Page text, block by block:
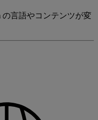
の言語やコンテンツが変